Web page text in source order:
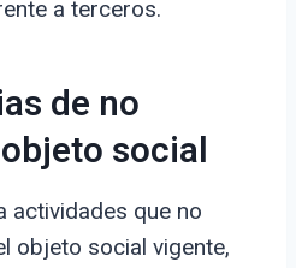
a terceros.
de no
social
actividades que no
objeto social vigente,